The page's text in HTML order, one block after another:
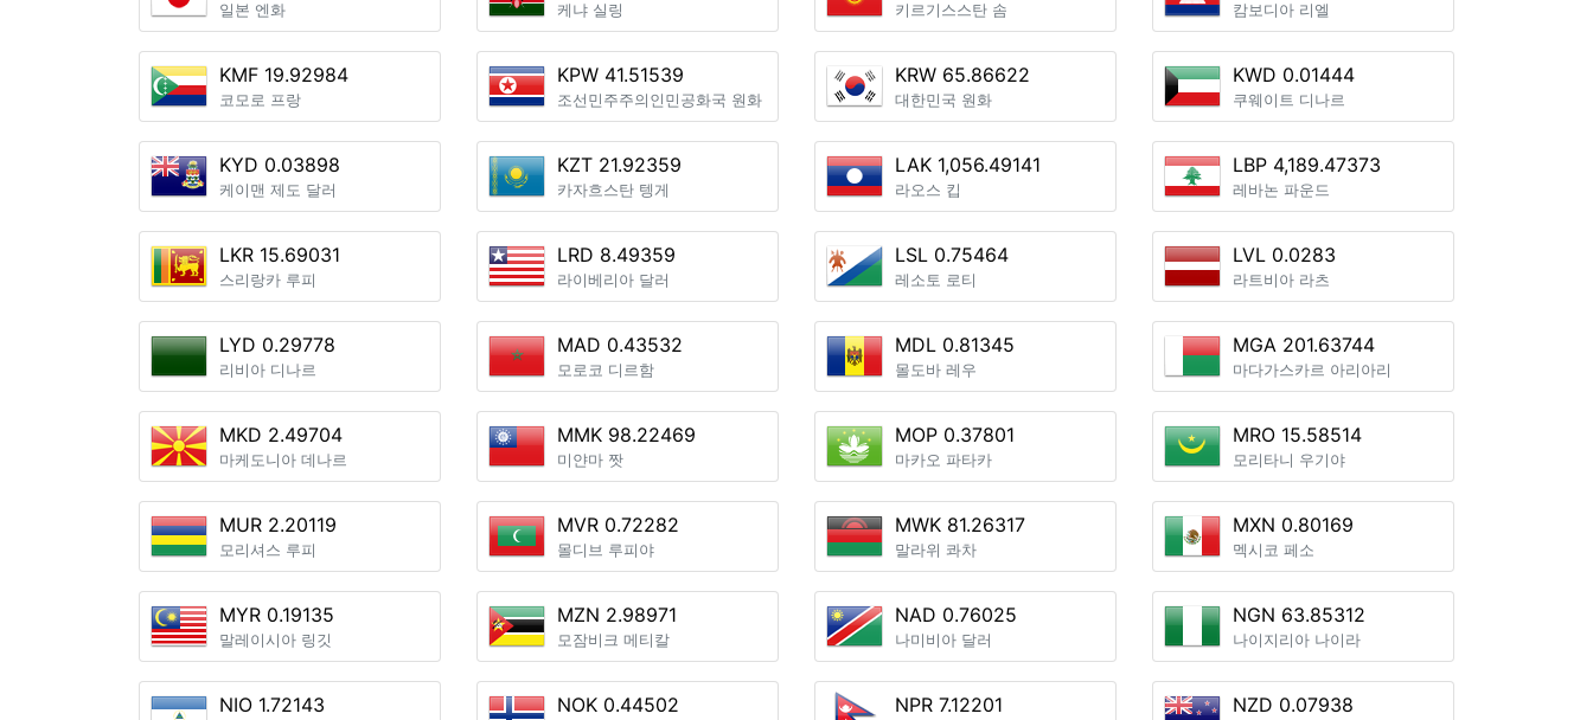
일본 엔화 케냐 실링 키르기스스탄 솜 캄보디아 리엘
KMF 19.92984
코모로 프랑
KPW 41.51539
조선민주주의인민공화국 원화
KRW 65.86622
대한민국 원화
KWD 0.01444
쿠웨이트 디나르
KYD 0.03898
케이맨 제도 달러
KZT 21.92359
카자흐스탄 텡게
LAK 1,056.49141
라오스 킵
LBP 4,189.47373
레바논 파운드
LKR 15.69031
스리랑카 루피
LRD 8.49359
라이베리아 달러
LSL 0.75464
레소토 로티
LVL 0.0283
라트비아 라츠
LYD 0.29778
리비아 디나르
MAD 0.43532
모로코 디르함
MDL 0.81345
몰도바 레우
MGA 201.63744
마다가스카르 아리아리
MKD 2.49704
마케도니아 데나르
MMK 98.22469
미얀마 짯
MOP 0.37801
마카오 파타카
MRO 15.58514
모리타니 우기야
MUR 2.20119
모리셔스 루피
MVR 0.72282
몰디브 루피야
MWK 81.26317
말라위 콰차
MXN 0.80169
멕시코 페소
MYR 0.19135
말레이시아 링깃
MZN 2.98971
모잠비크 메티칼
NAD 0.76025
나미비아 달러
NGN 63.85312
나이지리아 나이라
NIO 1.72143 NOK 0.44502 NPR 7.12201 NZD 0.07938